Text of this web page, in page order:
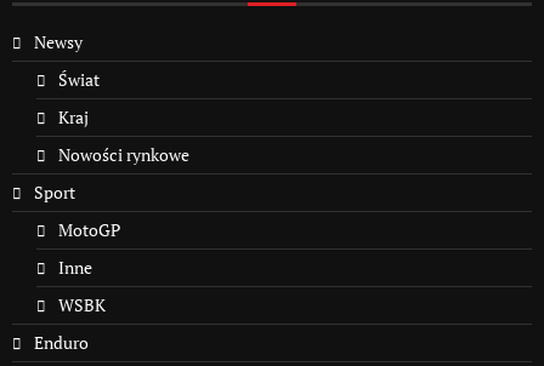
Newsy
Świat
Kraj
Nowości rynkowe
Sport
MotoGP
Inne
WSBK
Enduro